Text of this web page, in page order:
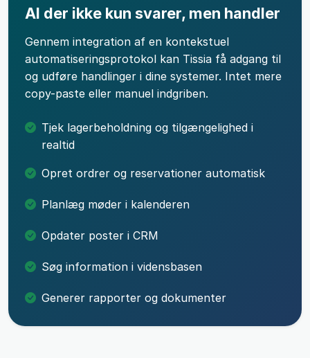
AI der ikke kun svarer, men handler
Gennem integration af en kontekstuel
automatiseringsprotokol kan Tissia få adgang til
og udføre handlinger i dine systemer. Intet mere
copy-paste eller manuel indgriben.
Tjek lagerbeholdning og tilgængelighed i
realtid
Opret ordrer og reservationer automatisk
Planlæg møder i kalenderen
Opdater poster i CRM
Søg information i vidensbasen
Generer rapporter og dokumenter